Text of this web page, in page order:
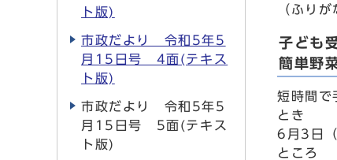
（ふり
子ども
簡単野
短時間で
とき
6月3日
ところ
ト版)
市政だより 令和5年5
月15日号 4面(テキス
ト版)
市政だより 令和5年5
月15日号 5面(テキス
ト版)